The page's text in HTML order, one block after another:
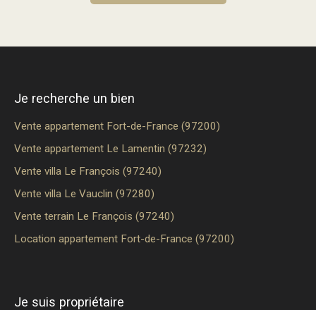
Je recherche un bien
Vente appartement Fort-de-France (97200)
Vente appartement Le Lamentin (97232)
Vente villa Le François (97240)
Vente villa Le Vauclin (97280)
Vente terrain Le François (97240)
Location appartement Fort-de-France (97200)
Je suis propriétaire